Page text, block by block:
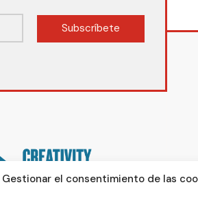
Gestionar el consentimiento de las
Subscríbete